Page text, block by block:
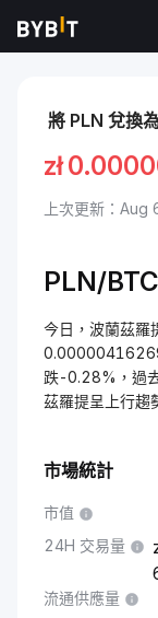
市場 Bitcoin 價格
將 PLN 兌換
zł
上次更新：
PLN/
今日，波蘭茲羅
跌-0.28%，過
茲羅提呈上行趨
市場統計
市值
24H 交易量
流通供應量